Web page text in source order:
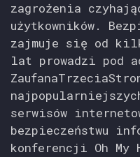
zagrożenia
użytkowników.
zajmuje się od
lat prowadzi pod
serwisów
bezpieczeństwu
konferencji Oh My